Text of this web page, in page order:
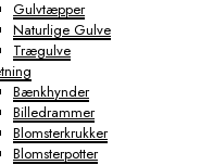
Gulvtæpper
Naturlige Gulve
Trægulve
Bænkhynder
Billedrammer
Blomsterkrukker
Blomsterpotter